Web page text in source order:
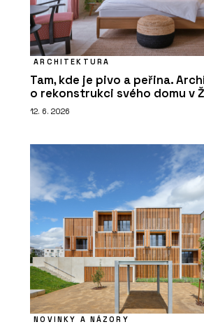
ARCHITEKTURA
Tam, kde je pivo a peřina.
o rekonstrukci svého domu v
12. 6. 2026
NOVINKY A NÁZORY